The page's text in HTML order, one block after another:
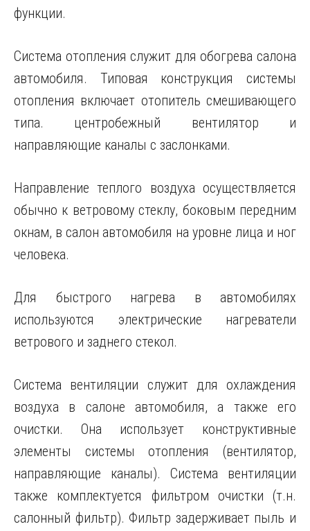
функции.
Система отопления служит для обогрева салона
автомобиля. Типовая конструкция системы
отопления включает отопитель смешивающего
типа. центробежный вентилятор и
направляющие каналы с заслонками.
Направление теплого воздуха осуществляется
обычно к ветровому стеклу, боковым передним
окнам, в салон автомобиля на уровне лица и ног
человека.
Для быстрого нагрева в автомобилях
используются электрические нагреватели
ветрового и заднего стекол.
Система вентиляции служит для охлаждения
воздуха в салоне автомобиля, а также его
очистки. Она использует конструктивные
элементы системы отопления (вентилятор,
направляющие каналы). Система вентиляции
также комплектуется фильтром очистки (т.н.
салонный фильтр). Фильтр задерживает пыль и